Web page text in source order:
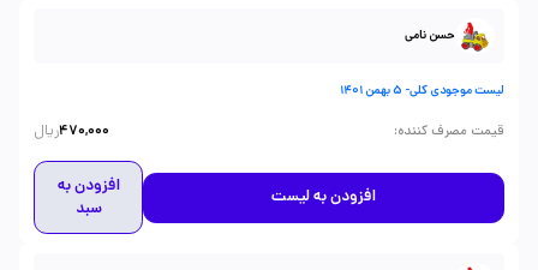
حسن نامی
لیست موجودی کلی- 5 بهمن 1401
قیمت مصرف کننده:
470,000ریال
افزودن به لیست
افزودن به
سبد